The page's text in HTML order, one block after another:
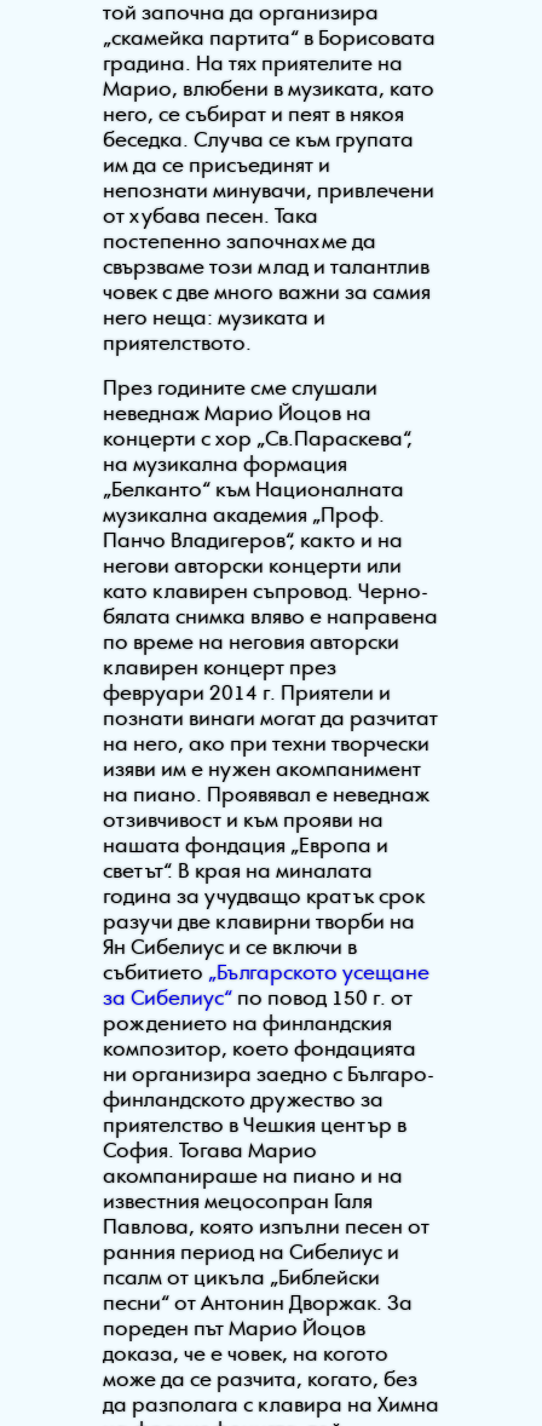
той започна да организира
„скамейка партита“ в Борисовата
градина. На тях приятелите на
Марио, влюбени в музиката, като
него, се събират и пеят в някоя
беседка. Случва се към групата
им да се присъединят и
непознати минувачи, привлечени
от хубава песен. Така
постепенно започнахме да
свързваме този млад и талантлив
човек с две много важни за самия
него неща: музиката и
приятелството.
През годините сме слушали
неведнаж Марио Йоцов на
концерти с хор „Св.Параскева“,
на музикална формация
„Белканто“ към Националната
музикална акaдемия „Проф.
Панчо Владигеров“, както и на
негови авторски концерти или
като клавирен съпровод. Черно-
бялата снимка вляво е направена
по време на неговия авторски
клавирен концерт през
февруари 2014 г. Приятели и
познати винаги могат да разчитат
на него, ако при техни творчески
изяви им е нужен акомпанимент
на пиано. Проявявал е неведнаж
отзивчивост и към прояви на
нашата фондация „Европа и
светът“. В края на миналата
година за учудващо кратък срок
разучи две клавирни творби на
Ян Сибелиус и се включи в
събитието „Българското усещане
за Сибелиус“ по повод 150 г. от
рождението на финландския
композитор, което фондацията
ни организира заедно с Българо-
финландското дружество за
приятелство в Чешкия център в
София. Тогава Марио
акомпанираше на пиано и на
известния мецосопран Галя
Павлова, която изпълни песен от
ранния период на Сибелиус и
псалм от цикълa „Библейски
песни“ от Антонин Дворжaк. За
пореден път Марио Йоцов
доказа, че е човек, на когото
може да се разчита, когато, без
да разполага с клавира на Химна